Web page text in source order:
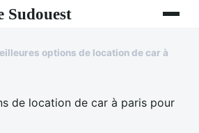
Sudouest
options de location de car à